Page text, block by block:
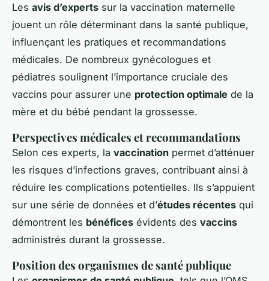
Les avis d’experts sur la vaccination maternelle
jouent un rôle déterminant dans la santé publique,
influençant les pratiques et recommandations
médicales. De nombreux gynécologues et
pédiatres soulignent l’importance cruciale des
vaccins pour assurer une protection optimale de la
mère et du bébé pendant la grossesse.
Perspectives médicales et recommandations
Selon ces experts, la vaccination permet d’atténuer
les risques d’infections graves, contribuant ainsi à
réduire les complications potentielles. Ils s’appuient
sur une série de données et d’études récentes qui
démontrent les bénéfices évidents des vaccins
administrés durant la grossesse.
Position des organismes de santé publique